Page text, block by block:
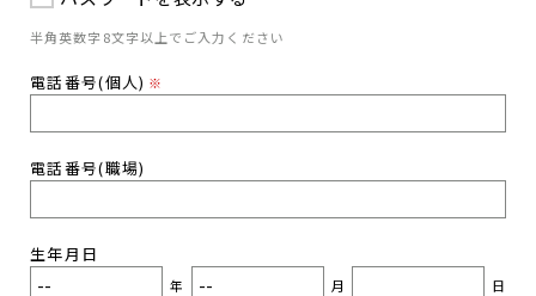
半角英数字8文字以上でご入力ください
電話番号(個人) ※
電話番号(職場)
生年月日
年 月 日